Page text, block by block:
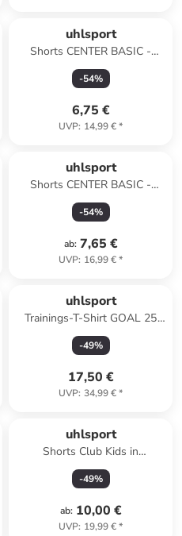
uhlsport
Shorts CENTER BASIC -
OHNE INNENSLIP Kids in
cyan
-54%
6,75 €
UVP: 14,99 €*
uhlsport
Shorts CENTER BASIC -
OHNE INNENSLIP in cyan
-54%
ab: 7,65 €
UVP: 16,99 €*
uhlsport
Trainings-T-Shirt GOAL 25
TRIKOT Kids in weiß/schwarz
-49%
17,50 €
UVP: 34,99 €*
uhlsport
Shorts Club Kids in
bordeaux/fluo gelb
-49%
ab: 10,00 €
UVP: 19,99 €*